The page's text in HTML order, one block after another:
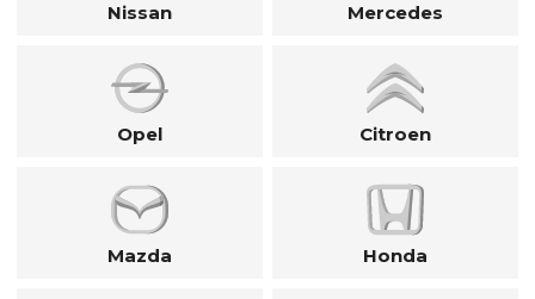
Nissan Mercedes
Opel Citroen
Mazda Honda